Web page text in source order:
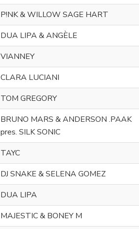
P!NK & WILLOW SAGE HART
DUA LIPA & ANGÈLE
VIANNEY
CLARA LUCIANI
TOM GREGORY
BRUNO MARS & ANDERSON .PAAK
pres. SILK SONIC
TAYC
DJ SNAKE & SELENA GOMEZ
DUA LIPA
MAJESTIC & BONEY M